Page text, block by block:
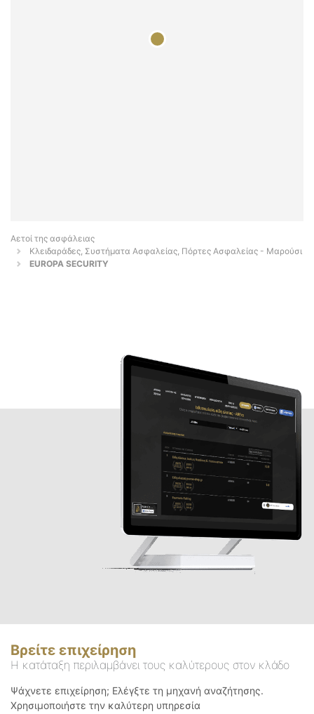
Αετοί της ασφάλειας
Κλειδαράδες, Συστήματα Ασφαλείας, Πόρτες Ασφαλείας - Μαρούσι
EUROPA SECURITY
Βρείτε επιχείρηση
Η κατάταξη περιλαμβάνει τους καλύτερους στον κλάδο
Ψάχνετε επιχείρηση; Ελέγξτε τη μηχανή αναζήτησης.
Χρησιμοποιήστε την καλύτερη υπηρεσία